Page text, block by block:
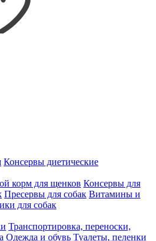
Консервы диетические
корм для щенков Консервы для
Пресервы для собак Витамины и
для собак
Транспортировка, переноски,
Одежда и обувь Туалеты, пеленки